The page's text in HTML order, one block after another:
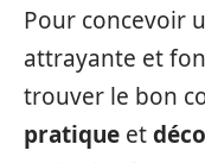
Pour concevoir
attrayante et
trouver le bon
pratique et